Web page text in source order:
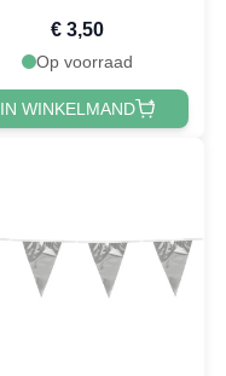
€ 3,50
Op voorraad
IN WINKELMAND